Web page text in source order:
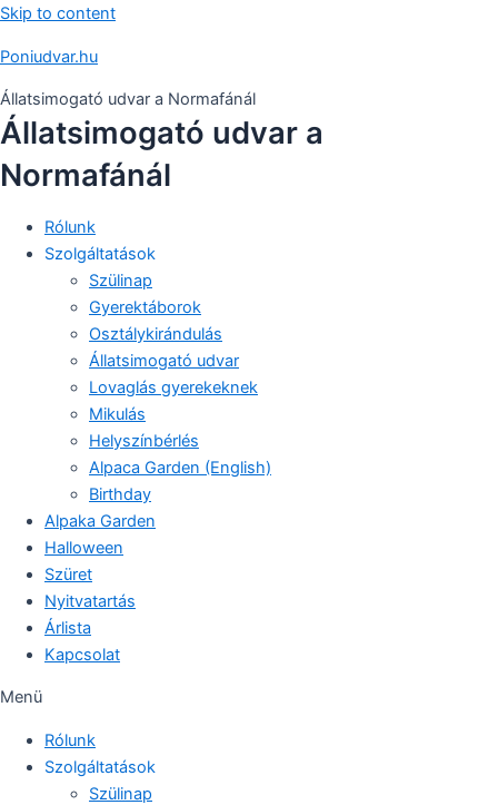
Skip to content
Poniudvar.hu
Állatsimogató udvar a Normafánál
Állatsimogató udvar a
Normafánál
Rólunk
Szolgáltatások
Szülinap
Gyerektáborok
Osztálykirándulás
Állatsimogató udvar
Lovaglás gyerekeknek
Mikulás
Helyszínbérlés
Alpaca Garden (English)
Birthday
Alpaka Garden
Halloween
Szüret
Nyitvatartás
Árlista
Kapcsolat
Menü
Rólunk
Szolgáltatások
Szülinap